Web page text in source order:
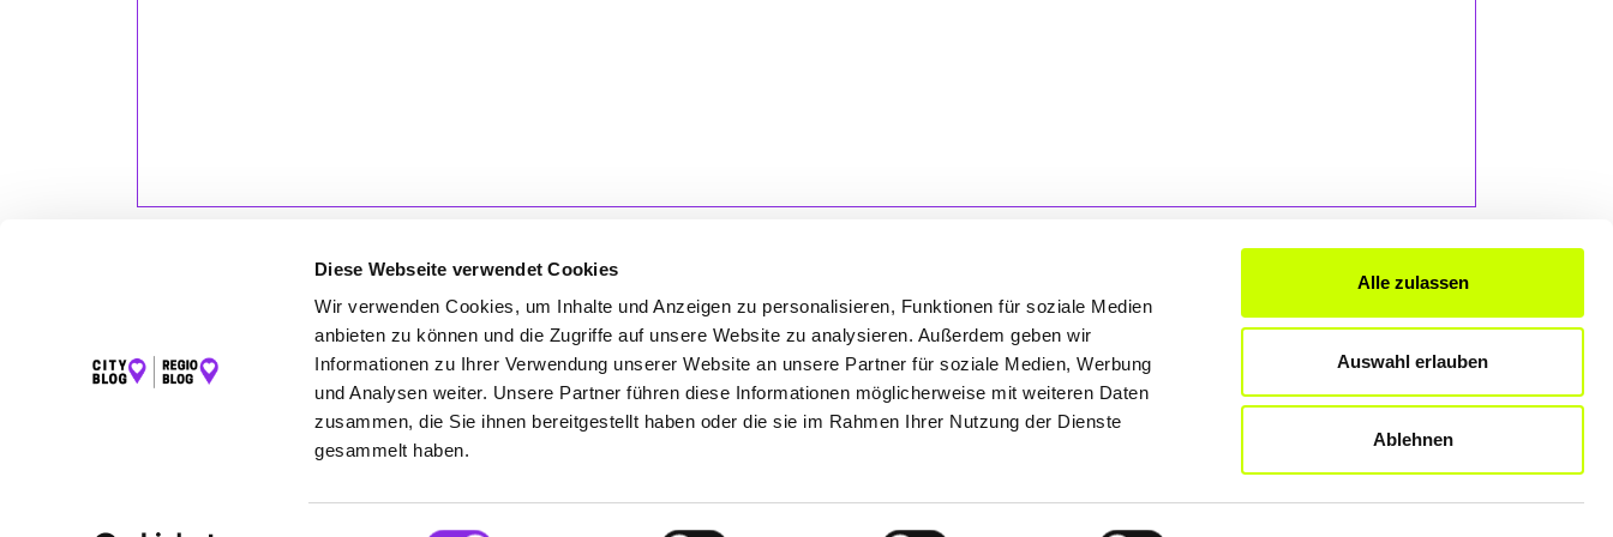
Diese Webseite verwendet Cookies
Wir verwenden Cookies, um Inhalte und Anzeigen zu personalisieren, Funktionen für soziale Medien
anbieten zu können und die Zugriffe auf unsere Website zu analysieren. Außerdem geben wir
Informationen zu Ihrer Verwendung unserer Website an unsere Partner für soziale Medien, Werbung
und Analysen weiter. Unsere Partner führen diese Informationen möglicherweise mit weiteren Daten
zusammen, die Sie ihnen bereitgestellt haben oder die sie im Rahmen Ihrer Nutzung der Dienste
gesammelt haben.
Alle zulassen
Auswahl erlauben
Ablehnen
LET'S CONNECT
Kontakt
SERVICE
WhatsApp
0800 0057425
FÜR UNTERNEHMER
Produkte & Lösungen